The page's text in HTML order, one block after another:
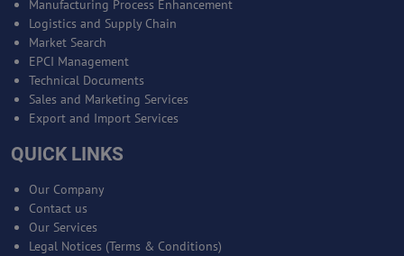
Manufacturing Process Enhancement
Logistics and Supply Chain
Market Search
EPCI Management
Technical Documents
Sales and Marketing Services
Export and Import Services
QUICK LINKS
Our Company
Contact us
Our Services
Legal Notices (Terms & Conditions)